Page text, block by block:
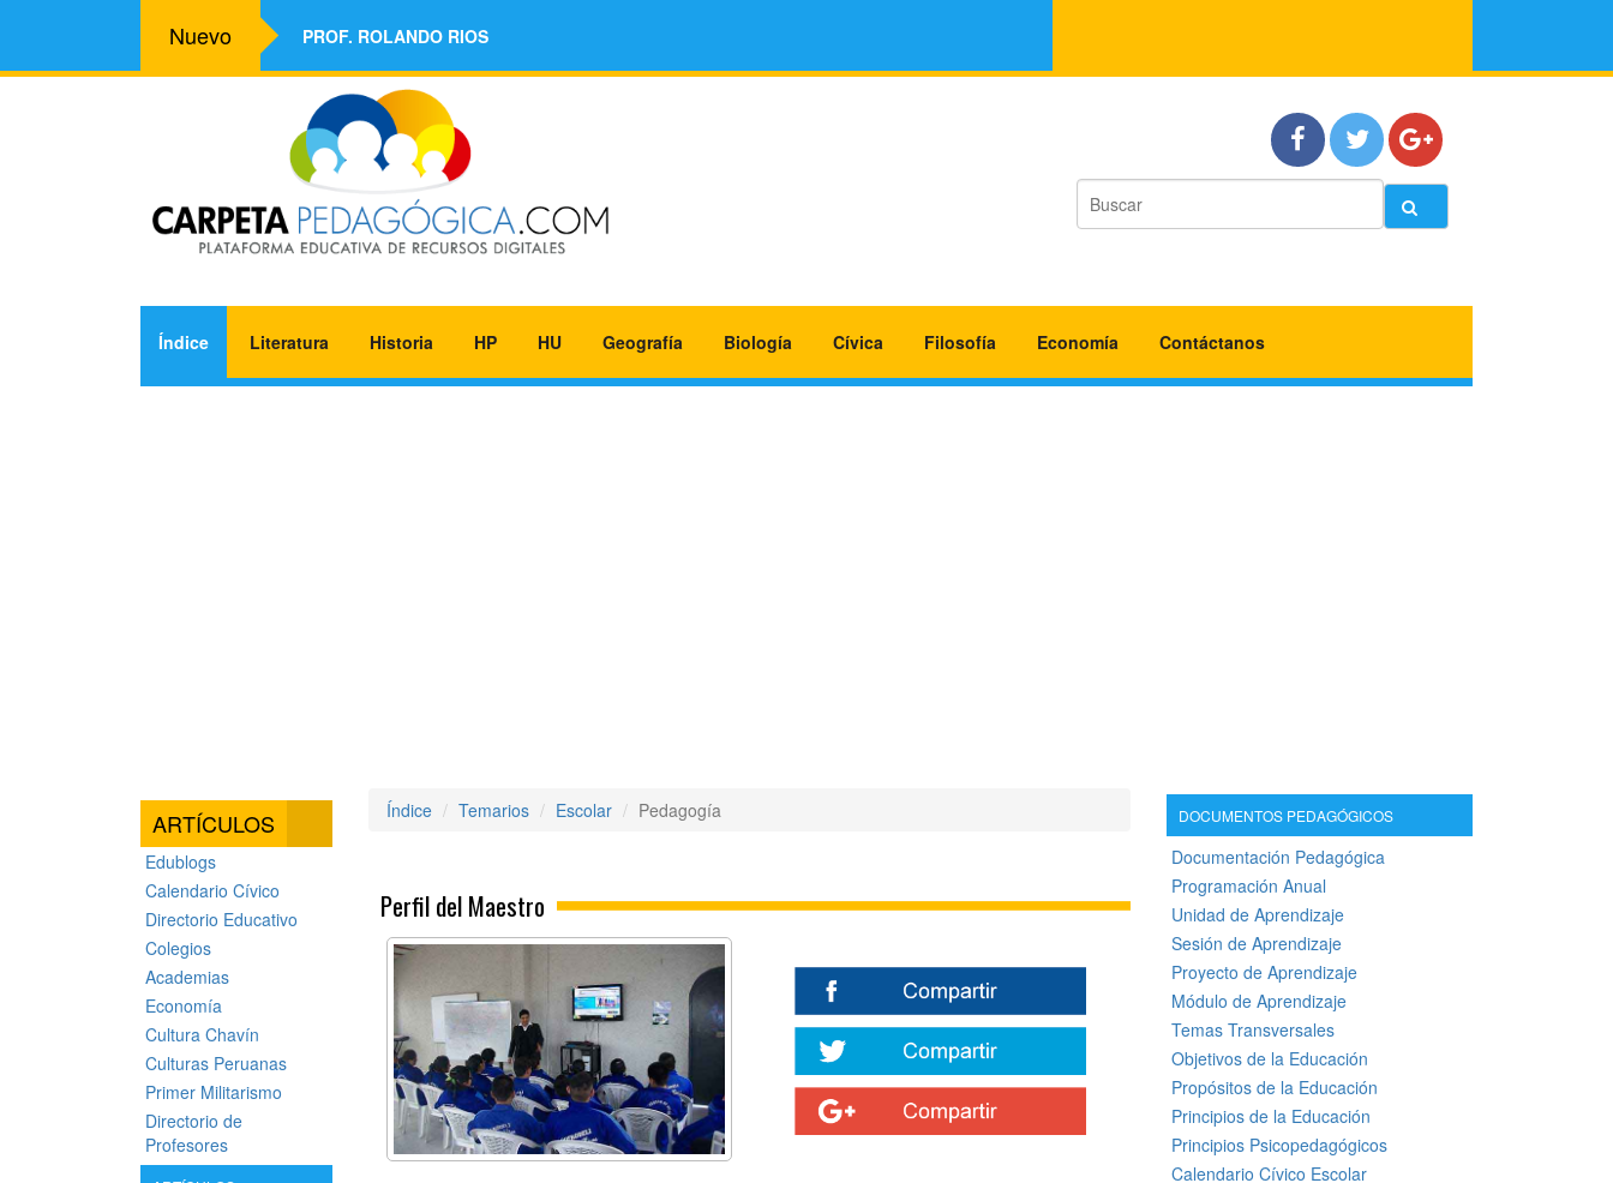
Nuevo PROF. ROLANDO RIOS
Índice Literatura Historia HP HU Geografía Biología Cívica Filosofía Economía Contáctanos
ARTÍCULOS
Edublogs
Calendario Cívico
Directorio Educativo
Colegios
Academias
Economía
Cultura Chavín
Culturas Peruanas
Primer Militarismo
Directorio de
Profesores
Índice Temarios Escolar Pedagogía
Perfil del Maestro
DOCUMENTOS PEDAGÓGICOS
Documentación Pedagógica
Programación Anual
Unidad de Aprendizaje
Sesión de Aprendizaje
Proyecto de Aprendizaje
Módulo de Aprendizaje
Temas Transversales
Objetivos de la Educación
Propósitos de la Educación
Principios de la Educación
Principios Psicopedagógicos
Calendario Cívico Escolar